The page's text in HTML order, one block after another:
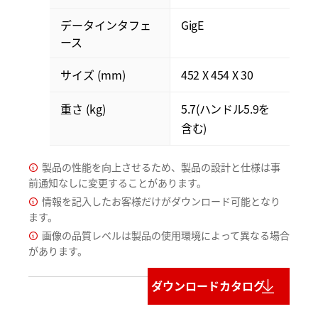
データインタフェ
ース
GigE
サイズ (mm)
452 X 454 X 30
重さ (kg)
5.7(ハンドル5.9を
含む)
製品の性能を向上させるため、製品の設計と仕様は事
前通知なしに変更することがあります。
情報を記入したお客様だけがダウンロード可能となり
ます。
画像の品質レベルは製品の使用環境によって異なる場合
があります。
ダウンロードカタログ